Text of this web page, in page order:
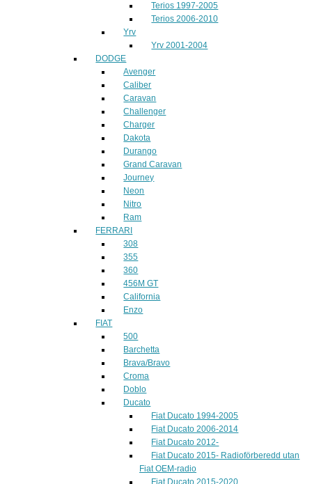
Terios 1997-2005
Terios 2006-2010
Yrv
Yrv 2001-2004
DODGE
Avenger
Caliber
Caravan
Challenger
Charger
Dakota
Durango
Grand Caravan
Journey
Neon
Nitro
Ram
FERRARI
308
355
360
456M GT
California
Enzo
FIAT
500
Barchetta
Brava/Bravo
Croma
Doblo
Ducato
Fiat Ducato 1994-2005
Fiat Ducato 2006-2014
Fiat Ducato 2012-
Fiat Ducato 2015- Radioförberedd utan
Fiat OEM-radio
Fiat Ducato 2015-2020